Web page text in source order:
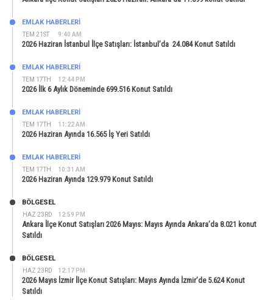
TEM 21ST 9:40 AM
EMLAK HABERLERI
2026 Haziran İstanbul İlçe Satışları: İstanbul’da 24.084 Konut Satıldı
TEM 17TH 12:44 PM
EMLAK HABERLERI
2026 İlk 6 Aylık Döneminde 699.516 Konut Satıldı
TEM 17TH 11:22 AM
EMLAK HABERLERI
2026 Haziran Ayında 16.565 İş Yeri Satıldı
TEM 17TH 10:31 AM
EMLAK HABERLERI
2026 Haziran Ayında 129.979 Konut Satıldı
HAZ 23RD 12:59 PM
BÖLGESEL
Ankara İlçe Konut Satışları 2026 Mayıs: Mayıs Ayında Ankara’da 8.021 konut
Satıldı
HAZ 23RD 12:17 PM
BÖLGESEL
2026 Mayıs İzmir İlçe Konut Satışları: Mayıs Ayında İzmir’de 5.624 Konut
Satıldı